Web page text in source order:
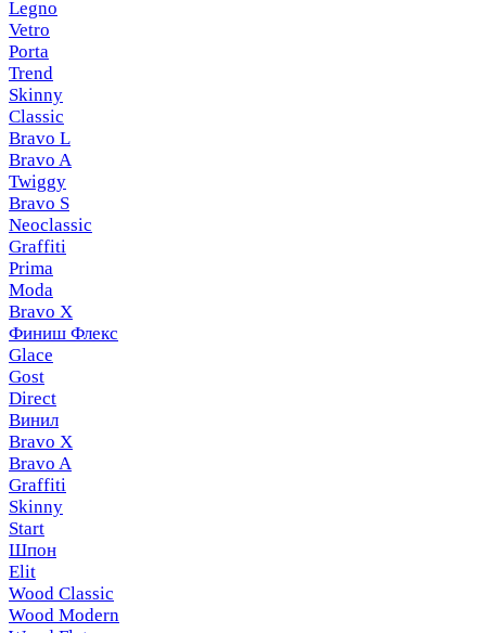
Legno
Vetro
Porta
Trend
Skinny
Classic
Bravo L
Bravo A
Twiggy
Bravo S
Neoclassic
Graffiti
Prima
Moda
Bravo X
Финиш Флекс
Glace
Gost
Direct
Винил
Bravo X
Bravo A
Graffiti
Skinny
Start
Шпон
Elit
Wood Classic
Wood Modern